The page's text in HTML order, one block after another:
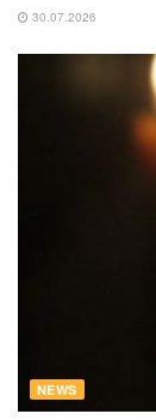
30.07.2026
NEWS